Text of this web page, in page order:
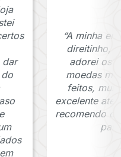
dar
“A minha
direitinho,
adorei os
moedas
feitos,
excelente
recomendo o